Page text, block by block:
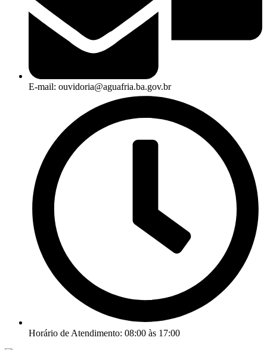
E-mail: ouvidoria@aguafria.ba.gov.br
Horário de Atendimento: 08:00 às 17:00